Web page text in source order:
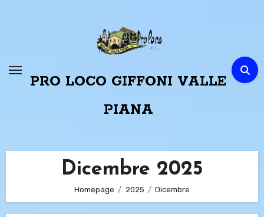
PRO LOCO GIFFONI VALLE
PIANA
Dicembre 2025
Homepage 2025 Dicembre